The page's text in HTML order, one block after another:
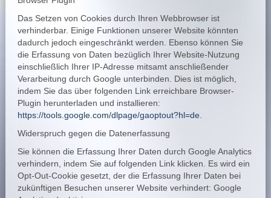
Das Setzen von Cookies durch Ihren Webbrowser ist
verhinderbar. Einige Funktionen unserer Website könnten
dadurch jedoch eingeschränkt werden. Ebenso können Sie
die Erfassung von Daten bezüglich Ihrer Website-Nutzung
einschließlich Ihrer IP-Adresse mitsamt anschließender
Verarbeitung durch Google unterbinden. Dies ist möglich,
indem Sie das über folgenden Link erreichbare Browser-
Plugin herunterladen und installieren:
https://tools.google.com/dlpage/gaoptout?hl=de.
Widerspruch gegen die Datenerfassung
Sie können die Erfassung Ihrer Daten durch Google Analytics
verhindern, indem Sie auf folgenden Link klicken. Es wird ein
Opt-Out-Cookie gesetzt, der die Erfassung Ihrer Daten bei
zukünftigen Besuchen unserer Website verhindert: Google